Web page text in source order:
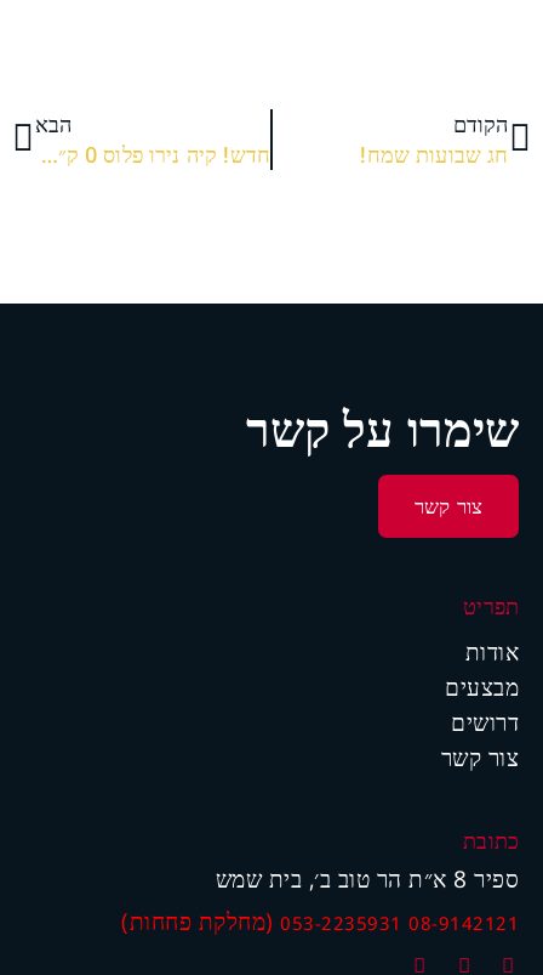
הקודם
חג שבועות שמח!
הבא
חדש! קיה נירו פלוס 0 ק״מ למכירה.
שימרו על קשר
צור קשר
תפריט
אודות
מבצעים
דרושים
צור קשר
כתובת
ספיר 8 א״ת הר טוב ב׳, בית שמש
08-9142121
053-2235931 (מחלקת פחחות)